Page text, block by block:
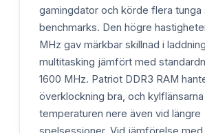
gamingdator och körde flera tunga
benchmarks. Den högre
MHz gav märkbar skillnad i
multitasking jämfört med
1600 MHz. Patriot DDR3 RAM
överklockning bra, och kylflänsarna
temperaturen nere även vid längre